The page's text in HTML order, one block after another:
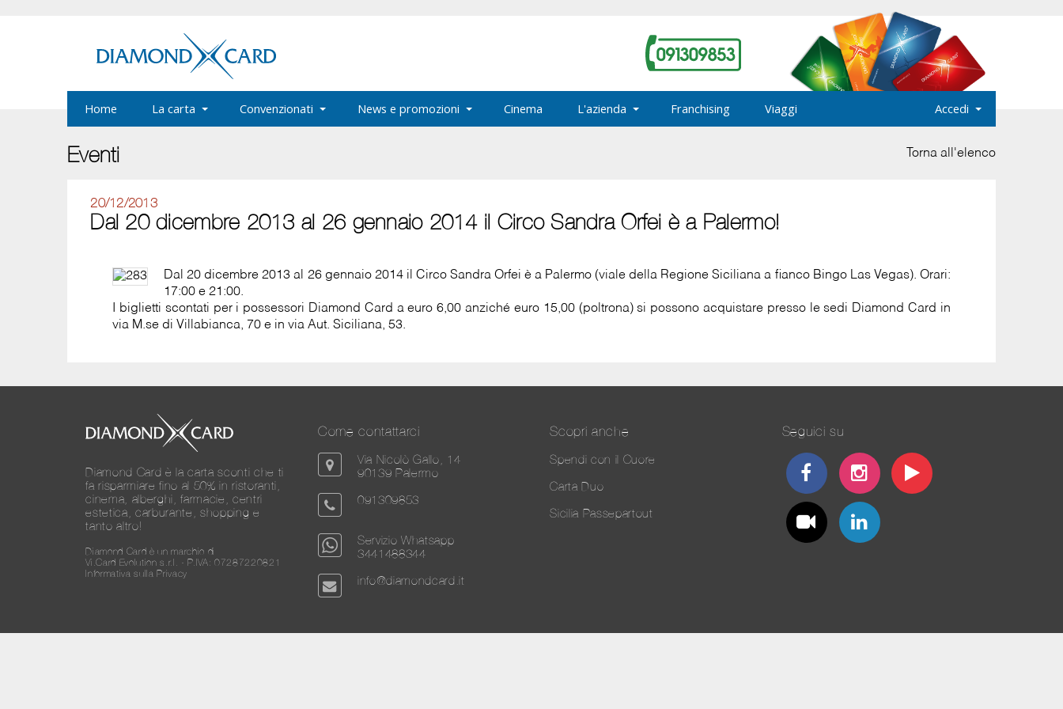
Home La carta Convenzionati News e promozioni Cinema L'azienda Franchising Viaggi Accedi
Eventi Torna all'elenco
20/12/2013
Dal 20 dicembre 2013 al 26 gennaio 2014 il Circo Sandra Orfei è a Palermo!
Dal 20 dicembre 2013 al 26 gennaio 2014 il Circo Sandra Orfei è a Palermo (viale della Regione Siciliana a fianco Bingo Las Vegas). Orari:
17:00 e 21:00.
I biglietti scontati per i possessori Diamond Card a euro 6,00 anziché euro 15,00 (poltrona) si possono acquistare presso le sedi Diamond Card in
via M.se di Villabianca, 70 e in via Aut. Siciliana, 53.
Diamond Card è la carta sconti che ti
fa risparmiare fino al 50% in ristoranti,
cinema, alberghi, farmacie, centri
estetica, carburante, shopping e
tanto altro!
Diamond Card è un marchio di
Vi.Card Evolution s.r.l. - P.IVA: 07287220821
Informativa sulla Privacy
Come contattarci
Via Nicolò Gallo, 14
90139 Palermo
091309853
Servizio Whatsapp
3441488344
info@diamondcard.it
Scopri anche
Spendi con il Cuore
Carta Duo
Sicilia Passepartout
Seguici su